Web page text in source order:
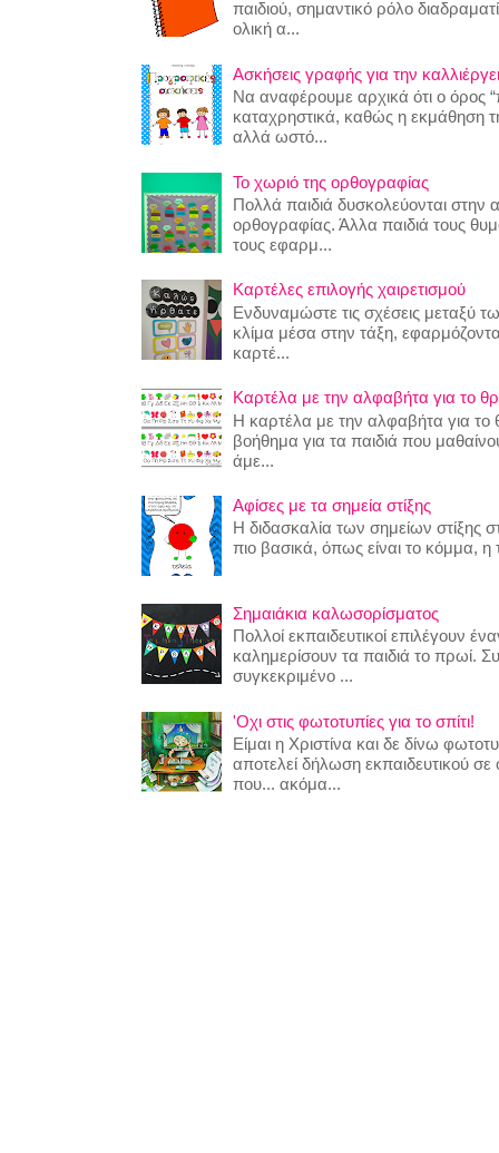
παιδιού, σημαντικό ρόλο
ολική α...
Ασκήσεις γραφής για την
Να αναφέρουμε αρχικά ότι ο όρος
καταχρηστικά, καθώς η εκμάθηση
αλλά ωστό...
Το χωριό της ορθογραφίας
Πολλά παιδιά δυσκολεύονται
ορθογραφίας. Άλλα παιδιά τους
τους εφαρμ...
Καρτέλες επιλογής χαιρετισμού
Ενδυναμώστε τις σχέσεις μεταξύ
κλίμα μέσα στην τάξη,
καρτέ...
Καρτέλα με την αλφαβήτα για το
Η καρτέλα με την αλφαβήτα για το
βοήθημα για τα παιδιά που
άμε...
Αφίσες με τα σημεία στίξης
Η διδασκαλία των σημείων στίξης
πιο βασικά, όπως είναι το κόμμα, η
Σημαιάκια καλωσορίσματος
Πολλοί εκπαιδευτικοί επιλέγουν
καλημερίσουν τα παιδιά το πρωί.
συγκεκριμένο ...
'Οχι στις φωτοτυπίες για το σπίτι!
Είμαι η Χριστίνα και δε δίνω
αποτελεί δήλωση εκπαιδευτικού
που... ακόμα...